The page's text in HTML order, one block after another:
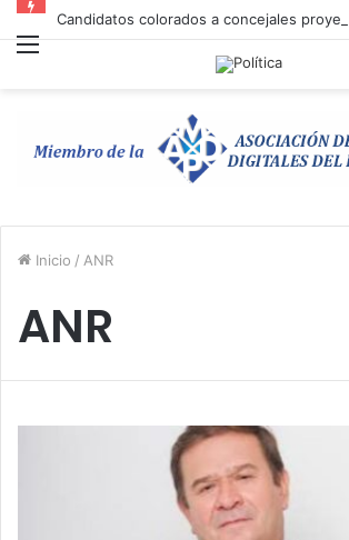
Inicio / ANR
ANR